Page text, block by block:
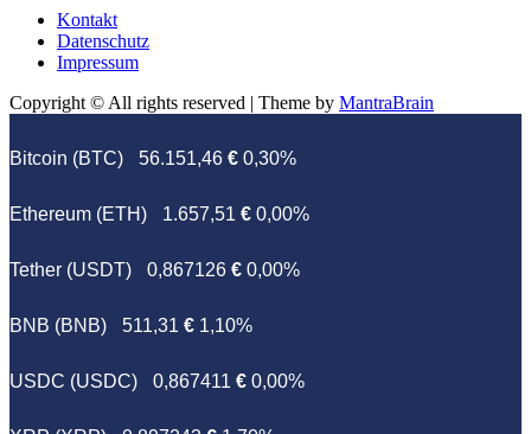
Kontakt
Datenschutz
Impressum
Copyright © All rights reserved | Theme by MantraBrain
Bitcoin (BTC) 56.151,46 € 0,30%
Ethereum (ETH) 1.657,51 € 0,00%
Tether (USDT) 0,867126 € 0,00%
BNB (BNB) 511,31 € 1,10%
USDC (USDC) 0,867411 € 0,00%